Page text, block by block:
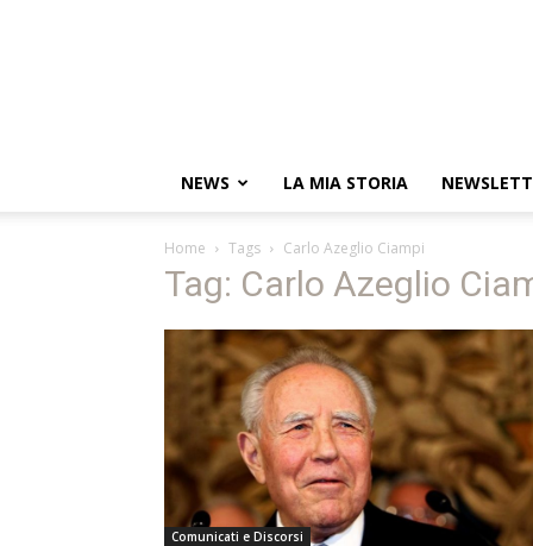
NEWS LA MIA STORIA
Home Tags Carlo Azeglio Ciampi
Tag: Carlo Azeglio
Comunicati e Discorsi